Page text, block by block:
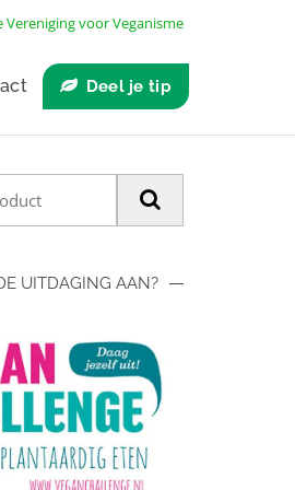
Vereniging voor Veganisme
Deel je tip
UITDAGING AAN?